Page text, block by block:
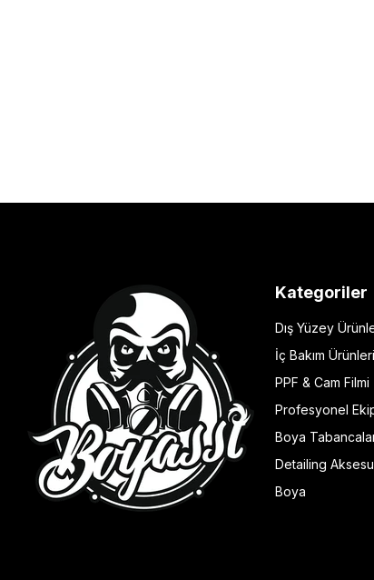
Kategoriler
Dış Yüzey
İç Bakım Ürünleri
PPF & Cam Filmi
Profesyonel
Boya
Detailing
Boya